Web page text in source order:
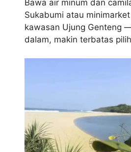
Bawa air minum dan
Sukabumi atau
kawasan Ujung Genteng
dalam, makin terbatas